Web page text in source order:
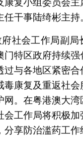
康复小组委员会
干事陆绮彬主持
社会工作局副局
门特区政府持续
过与各地区紧密
毒康复及重返社会
网。在粤港澳大湾
会工作局将积极加
分享防治滥药工